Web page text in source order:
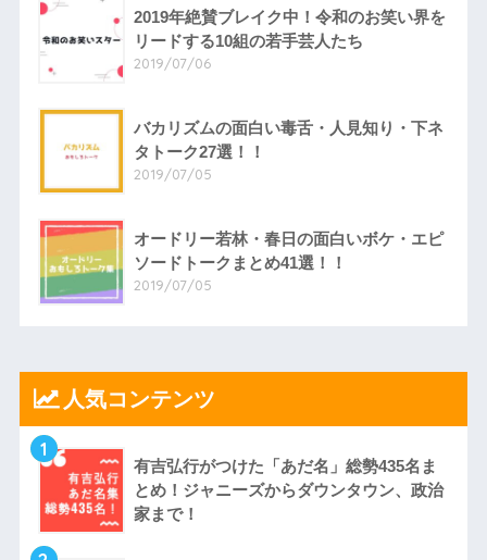
2019年絶賛ブレイク中！令和のお笑い界を
リードする10組の若手芸人たち
2019/07/06
バカリズムの面白い毒舌・人見知り・下ネ
タトーク27選！！
2019/07/05
オードリー若林・春日の面白いボケ・エピ
ソードトークまとめ41選！！
2019/07/05
人気コンテンツ
1
有吉弘行がつけた「あだ名」総勢435名ま
とめ！ジャニーズからダウンタウン、政治
家まで！